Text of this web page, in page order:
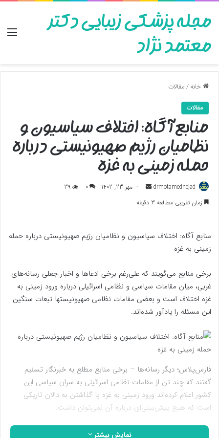
مجله پزشکی زیبایی دکتر
معتمد نژاد
خانه/مقالات
مقالات
منابع آگاه: اختلاف سیاسیون و
نظامیان رژیم صهیونیستی درباره
حمله زمینی به غزه
drmotamednejad
ارسال
به
مهر 23, 1402 0
39
زمان تقریبی مطالعه 3 دقیقه
منابع آگاه: اختلاف سیاسیون و نظامیان رژیم صهیونیستی درباره حمله
زمینی به غزه
برخی منابع می‌گویند که علی‌رغم برخی ادعاها و اخبار جعلی رسانه‌های
غربی، میان مقامات سیاسی و نظامی اسرائیلی درباره ورود زمینی به
غزه اختلاف است و بعضی مقامات نظامی صهیونیستها تبعات سنگین
این مسئله را یادآور شده‌اند.
فارس‌پلاس؛ دیگر رسانه‌ها – برخی منابع مطلع به خبرنگار تسنیم
گفتند که چند تن از مقامات نظامی اسرائیلی به سران سیاسی این
کشور اعلام کرده‌اند ورود زمینی به غزه پا گذاشتن به دالان تاریکی
است که هیچ پیش‌بینی‌ای درباره آن نمی‌توان داشت.
این منابع اعلام کردند: برخی اخبار رسانه‌های غربی مبنی بر اینکه آمریکا
نمایش بیشتر